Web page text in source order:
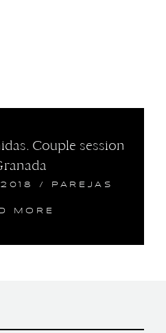
Couple session
2018 / PAREJAS
MORE